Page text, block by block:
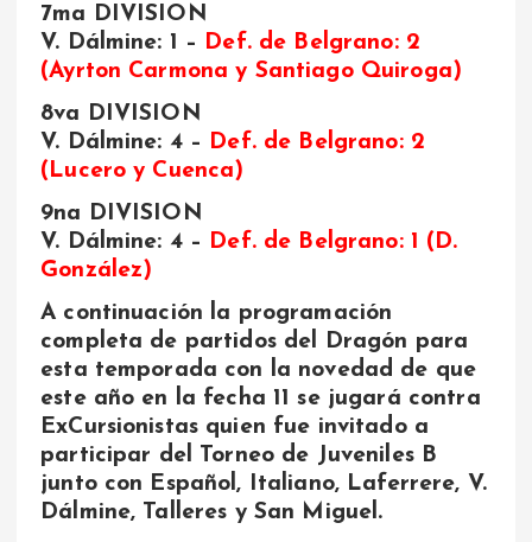
7ma DIVISION
V. Dálmine: 1 – Def. de Belgrano: 2
(Ayrton Carmona y Santiago Quiroga)
8va DIVISION
V. Dálmine: 4 – Def. de Belgrano: 2
(Lucero y Cuenca)
9na DIVISION
V. Dálmine: 4 – Def. de Belgrano: 1 (D.
González)
A continuación la programación
completa de partidos del Dragón para
esta temporada con la novedad de que
este año en la fecha 11 se jugará contra
ExCursionistas quien fue invitado a
participar del Torneo de Juveniles B
junto con Español, Italiano, Laferrere, V.
Dálmine, Talleres y San Miguel.